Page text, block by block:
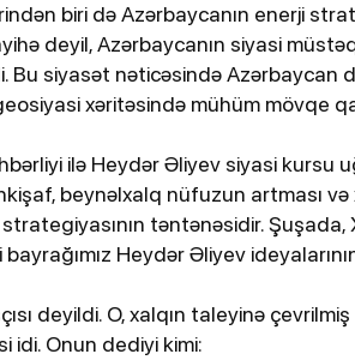
biri də Azərbaycanın enerji
deyil, Azərbaycanın siyasi
siyasət nəticəsində Azərbaycan
xəritəsində mühüm mövqe
ilə Heydər Əliyev siyasi kursu
beynəlxalq nüfuzun artması
təntənəsidir.
Heydər Əliyev
deyildi. O, xalqın taleyinə çevrilmiş
idi. Onun dediyi kimi: